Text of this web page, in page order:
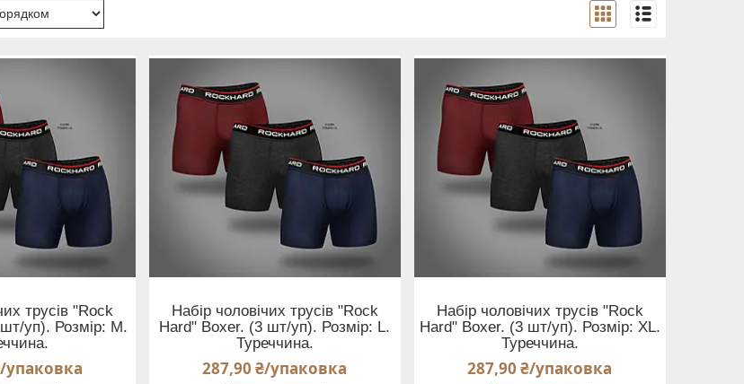
трусів "Rock
уп). Розмір: M.
упаковка
Набір чоловічих трусів "Rock
Hard" Boxer. (3 шт/уп). Розмір: L.
Туреччина.
287,90 ₴/упаковка
Набір чоловічих трусів "Rock
Hard" Boxer. (3 шт/уп). Розмір: XL.
Туреччина.
287,90 ₴/упаковка